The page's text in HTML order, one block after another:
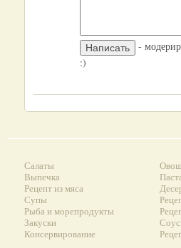
-
:)
Салаты
Выпечка
Рецепт из мяса
Супы
Рыба и морепродукты
Закуски
Консервирование